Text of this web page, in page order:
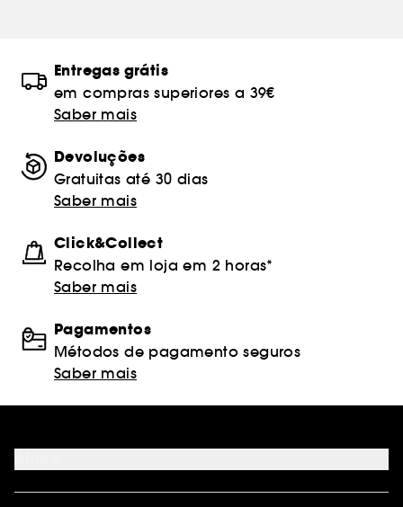
Entregas grátis
em compras superiores a 39€
Saber mais
Devoluções
Gratuitas até 30 dias
Saber mais
Click&Collect
Recolha em loja em 2 horas*
Saber mais
Pagamentos
Métodos de pagamento seguros
Saber mais
FAQ